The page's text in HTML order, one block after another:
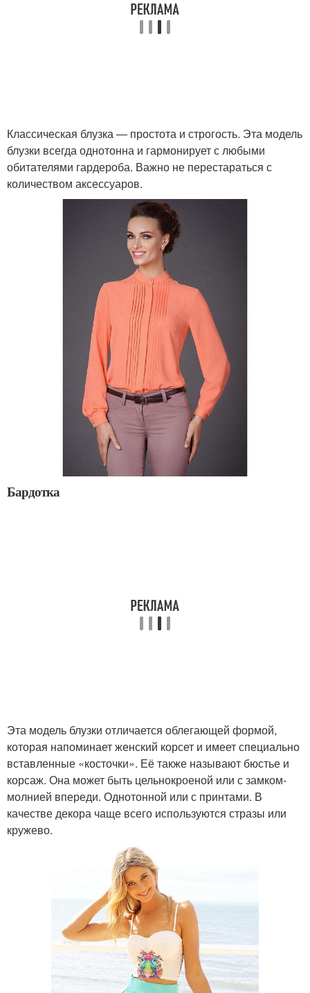
Классическая блузка — простота и строгость. Эта модель
блузки всегда однотонна и гармонирует с любыми
обитателями гардероба. Важно не перестараться с
количеством аксессуаров.
Бардотка
Эта модель блузки отличается облегающей формой,
которая напоминает женский корсет и имеет специально
вставленные «косточки». Её также называют бюстье и
корсаж. Она может быть цельнокроеной или с замком-
молнией впереди. Однотонной или с принтами. В
качестве декора чаще всего используются стразы или
кружево.